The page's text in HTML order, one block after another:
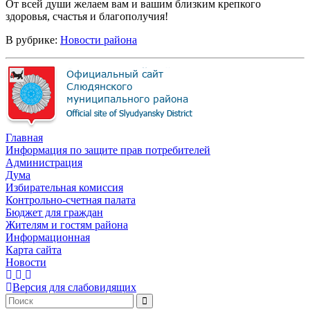
От всей души желаем вам и вашим близким крепкого
здоровья, счастья и благополучия!
В рубрике: Новости района
Главная
Информация по защите прав потребителей
Администрация
Дума
Избирательная комиссия
Контрольно-счетная палата
Бюджет для граждан
Жителям и гостям района
Информационная
Карта сайта
Новости
Версия для слабовидящих